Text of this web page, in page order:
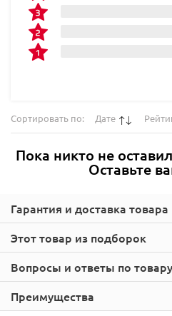
Этот товар из подборок
Гарантия и доставка товара
Сортировать по: Дате
Пока никто не
Оставьте
Вопросы и ответы по товару
Преимущества